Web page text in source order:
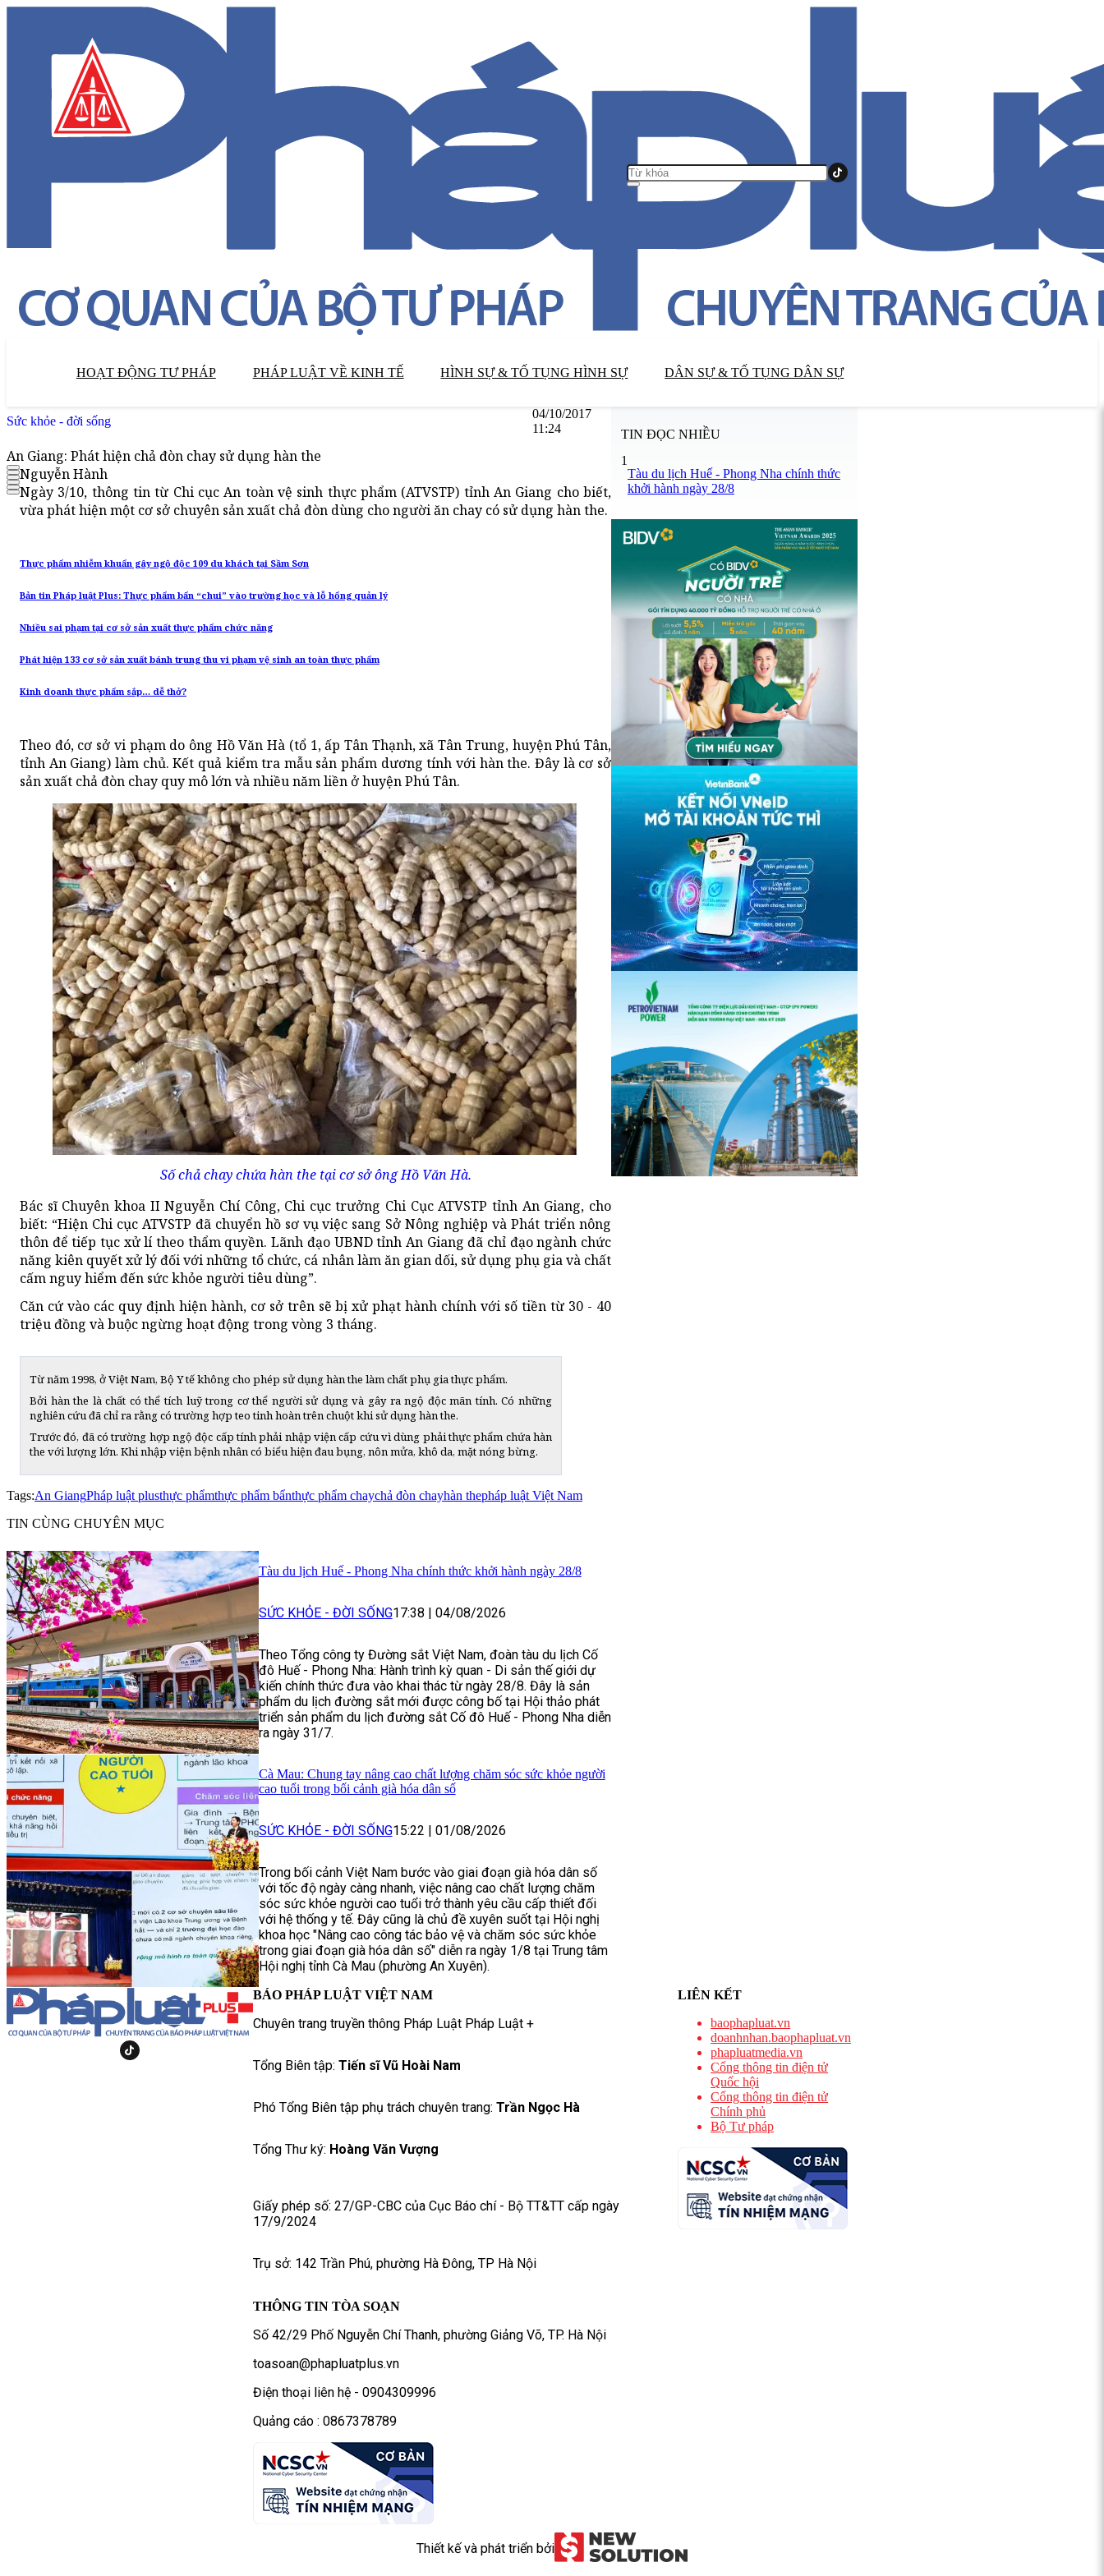
HOẠT ĐỘNG TƯ PHÁP PHÁP LUẬT VỀ KINH TẾ HÌNH SỰ & TỐ TỤNG HÌNH SỰ DÂN SỰ & TỐ TỤNG DÂN SỰ
Sức khỏe - đời sống
04/10/2017
11:24
An Giang: Phát hiện chả đòn chay sử dụng hàn the
Nguyễn Hành
Ngày 3/10, thông tin từ Chi cục An toàn vệ sinh thực phẩm (ATVSTP) tỉnh An Giang cho biết,
vừa phát hiện một cơ sở chuyên sản xuất chả đòn dùng cho người ăn chay có sử dụng hàn the.
Thực phẩm nhiễm khuẩn gây ngộ độc 109 du khách tại Sầm Sơn
Bản tin Pháp luật Plus: Thực phẩm bẩn “chui” vào trường học và lỗ hổng quản lý
Nhiều sai phạm tại cơ sở sản xuất thực phẩm chức năng
Phát hiện 133 cơ sở sản xuất bánh trung thu vi phạm vệ sinh an toàn thực phẩm
Kinh doanh thực phẩm sắp… dễ thở?
Theo đó, cơ sở vi phạm do ông Hồ Văn Hà (tổ 1, ấp Tân Thạnh, xã Tân Trung, huyện Phú Tân,
tỉnh An Giang) làm chủ. Kết quả kiểm tra mẫu sản phẩm dương tính với hàn the. Đây là cơ sở
sản xuất chả đòn chay quy mô lớn và nhiều năm liền ở huyện Phú Tân.
Số chả chay chứa hàn the tại cơ sở ông Hồ Văn Hà.
Bác sĩ Chuyên khoa II Nguyễn Chí Công, Chi cục trưởng Chi Cục ATVSTP tỉnh An Giang, cho
biết: “Hiện Chi cục ATVSTP đã chuyển hồ sơ vụ việc sang Sở Nông nghiệp và Phát triển nông
thôn để tiếp tục xử lí theo thẩm quyền. Lãnh đạo UBND tỉnh An Giang đã chỉ đạo ngành chức
năng kiên quyết xử lý đối với những tổ chức, cá nhân làm ăn gian dối, sử dụng phụ gia và chất
cấm nguy hiểm đến sức khỏe người tiêu dùng”.
Căn cứ vào các quy định hiện hành, cơ sở trên sẽ bị xử phạt hành chính với số tiền từ 30 - 40
triệu đồng và buộc ngừng hoạt động trong vòng 3 tháng.
Từ năm 1998, ở Việt Nam, Bộ Y tế không cho phép sử dụng hàn the làm chất phụ gia thực phẩm.
Bởi hàn the là chất có thể tích luỹ trong cơ thể người sử dụng và gây ra ngộ độc mãn tính. Có những
nghiên cứu đã chỉ ra rằng có trường hợp teo tinh hoàn trên chuột khi sử dụng hàn the.
Trước đó, đã có trường hợp ngộ độc cấp tính phải nhập viện cấp cứu vì dùng phải thực phẩm chứa hàn
the với lượng lớn. Khi nhập viện bệnh nhân có biểu hiện đau bụng, nôn mửa, khô da, mặt nóng bừng.
Tags:An GiangPháp luật plusthực phẩmthực phẩm bẩnthực phẩm chaychả đòn chayhàn thepháp luật Việt Nam
TIN CÙNG CHUYÊN MỤC
Tàu du lịch Huế - Phong Nha chính thức khởi hành ngày 28/8
SỨC KHỎE - ĐỜI SỐNG17:38 | 04/08/2026
Theo Tổng công ty Đường sắt Việt Nam, đoàn tàu du lịch Cố
đô Huế - Phong Nha: Hành trình kỳ quan - Di sản thế giới dự
kiến chính thức đưa vào khai thác từ ngày 28/8. Đây là sản
phẩm du lịch đường sắt mới được công bố tại Hội thảo phát
triển sản phẩm du lịch đường sắt Cố đô Huế - Phong Nha diễn
ra ngày 31/7.
Cà Mau: Chung tay nâng cao chất lượng chăm sóc sức khỏe người
cao tuổi trong bối cảnh già hóa dân số
SỨC KHỎE - ĐỜI SỐNG15:22 | 01/08/2026
Trong bối cảnh Việt Nam bước vào giai đoạn già hóa dân số
với tốc độ ngày càng nhanh, việc nâng cao chất lượng chăm
sóc sức khỏe người cao tuổi trở thành yêu cầu cấp thiết đối
với hệ thống y tế. Đây cũng là chủ đề xuyên suốt tại Hội nghị
khoa học "Nâng cao công tác bảo vệ và chăm sóc sức khỏe
trong giai đoạn già hóa dân số" diễn ra ngày 1/8 tại Trung tâm
Hội nghị tỉnh Cà Mau (phường An Xuyên).
TIN ĐỌC NHIỀU
1
Tàu du lịch Huế - Phong Nha chính thức
khởi hành ngày 28/8
BÁO PHÁP LUẬT VIỆT NAM
Chuyên trang truyền thông Pháp Luật Pháp Luật +
Tổng Biên tập: Tiến sĩ Vũ Hoài Nam
Phó Tổng Biên tập phụ trách chuyên trang: Trần Ngọc Hà
Tổng Thư ký: Hoàng Văn Vượng
Giấy phép số: 27/GP-CBC của Cục Báo chí - Bộ TT&TT cấp ngày
17/9/2024
Trụ sở: 142 Trần Phú, phường Hà Đông, TP Hà Nội
THÔNG TIN TÒA SOẠN
Số 42/29 Phố Nguyễn Chí Thanh, phường Giảng Võ, TP. Hà Nội
toasoan@phapluatplus.vn
Điện thoại liên hệ - 0904309996
Quảng cáo : 0867378789
LIÊN KẾT
baophapluat.vn
doanhnhan.baophapluat.vn
phapluatmedia.vn
Cổng thông tin điện tử
Quốc hội
Cổng thông tin điện tử
Chính phủ
Bộ Tư pháp
Thiết kế và phát triển bởi